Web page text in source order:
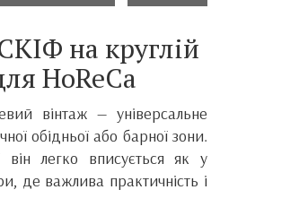
на круглій
HoReCa
вінтаж — універсальне
обідньої або барної зони.
він легко вписується як у
де важлива практичність і